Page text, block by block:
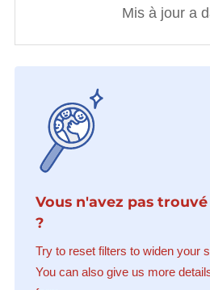
Mis à jour a
Vous n'avez pas
?
Try to reset filters to widen your
You can also give us more